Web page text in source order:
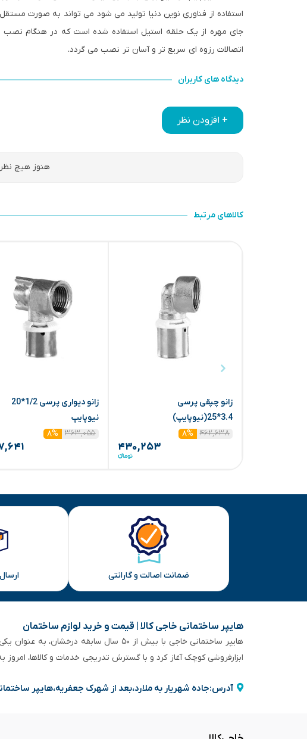
استفاده از فناوری نوین دنیا تولید می شود می تواند به صورت
جای مهره از یک حلقه استیل استفاده شده است که در هنگام
اتصالات رزوه ای سریع تر و آسان تر نصب می گردد.
دیدگاه های کاربران
+ افزودن نظر
هنوز هیچ
کالاهای مرتبط
زانو چپقی پرسی
3.4*25(نیوپایپ)
۴۶۲,۶۳۸
۸%
۴۳۰,۲۵۳
زانو دیواری پرسی 1/2*20
نیوپایپ
۳۶۳,۰۵۵
۸%
ضمانت اصالت و گارانتی
هایپر ساختمانی خاجی‌ کالا | قیمت و خرید لوازم ساختمان
هایپر ساختمانی خاجی‌ با بیش از ۵۰ سال
ابزارفروشی کوچک آغاز کرد و با گسترش تدریجی خدمات و کالاها،
آدرس:جاده شهریار به ملارد،بعد از شهرک جعفریه،هایپر